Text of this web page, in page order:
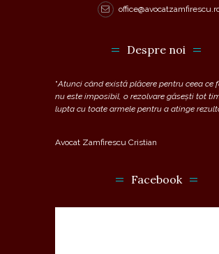
Despre noi
“Atunci când există plăcere pentru ceea ce
nu este imposibil, o rezolvare găsești tot
lupta cu toate armele pentru a atinge
Avocat Zamfirescu Cristian
Facebook